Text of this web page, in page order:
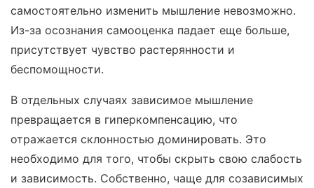
самостоятельно изменить мышление невозможно.
Из-за осознания самооценка падает еще больше,
присутствует чувство растерянности и
беспомощности.
В отдельных случаях зависимое мышление
превращается в гиперкомпенсацию, что
отражается склонностью доминировать. Это
необходимо для того, чтобы скрыть свою слабость
и зависимость. Собственно, чаще для созависимых